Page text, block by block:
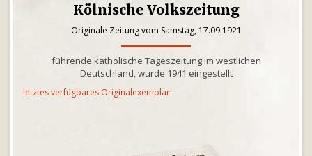
Kölnische Volkszeitung
Originale Zeitung vom Samstag, 17.09.1921
führende katholische Tageszeitung im westlichen
Deutschland, wurde 1941 eingestellt
letztes verfügbares Originalexemplar!